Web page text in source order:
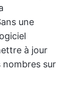
une
à jour
nombres sur